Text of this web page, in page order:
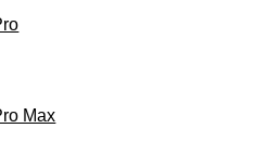
Max